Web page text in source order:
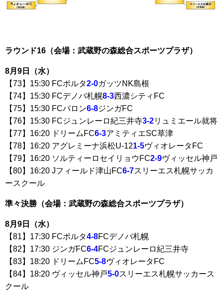
ラウンド16（会場：武蔵野の森総合スポーツプラザ）
8月9日（水）
【73】15:30 FCポルタ2-0ガッツNK島根
【74】15:30 FCデノバ札幌8-3西濃シティFC
【75】15:30 FCバロン6-8ジンガFC
【76】15:30 FCジュンレーロ紀三井寺3-2リュミエール就将
【77】16:20 ドリームFC6-3アミティエSC草津
【78】16:20 アグレミーナ浜松U-121-5ヴィオレータFC
【79】16:20 ソルティーロセイリョウFC2-9ヴィッセル神戸
【80】16:20 Jフィールド津山FC6-7スリーエス札幌サッカ
ースクール
準々決勝（会場：武蔵野の森総合スポーツプラザ）
8月9日（水）
【81】17:30 FCポルタ4-8FCデノバ札幌
【82】17:30 ジンガFC6-4FCジュンレーロ紀三井寺
【83】18:20 ドリームFC5-8ヴィオレータFC
【84】18:20 ヴィッセル神戸5-0スリーエス札幌サッカース
クール